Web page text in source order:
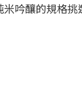
吟釀的規格